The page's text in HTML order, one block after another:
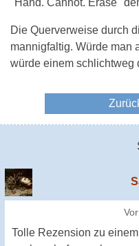
"Hand. Cannot. Erase"
Die Querverweise durch
mannigfaltig. Würde man
würde einem schlichtweg
Tolle Rezension zu